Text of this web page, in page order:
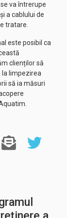
va întrerupe
a cablului de
tratare.
este posibil ca
clienților să
la limpezirea
să ia măsuri